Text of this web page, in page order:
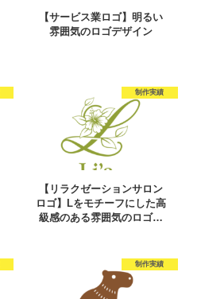
【サービス業ロゴ】明るい
雰囲気のロゴデザイン
制作実績
【リラクゼーションサロン
ロゴ】Lをモチーフにした高
級感のある雰囲気のロゴ…
制作実績